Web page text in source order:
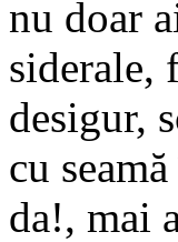
nu doar
siderale,
desigur,
cu
da!, mai